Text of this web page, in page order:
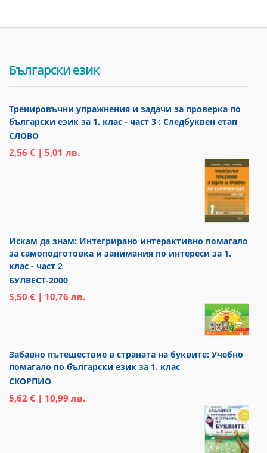
Български език
Тренировъчни упражнения и задачи за проверка по
български език за 1. клас - част 3 : Следбуквен етап
СЛОВО
2,56 € | 5,01 лв.
Искам да знам: Интегрирано интерактивно помагало
за самоподготовка и занимания по интереси за 1.
клас - част 2
БУЛВЕСТ-2000
5,50 € | 10,76 лв.
Забавно пътешествие в страната на буквите: Учебно
помагало по български език за 1. клас
СКОРПИО
5,62 € | 10,99 лв.